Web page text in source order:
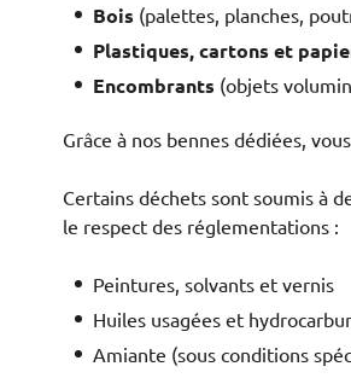
Bois (palettes, planches,
Plastiques, cartons et
Encombrants (objets
Grâce à nos bennes dédiées,
Certains déchets sont soumis à
le respect des réglementations :
Peintures, solvants et vernis
Huiles usagées et
Amiante (sous conditions